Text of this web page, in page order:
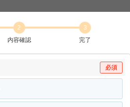
2
内容確認
3
完了
必須